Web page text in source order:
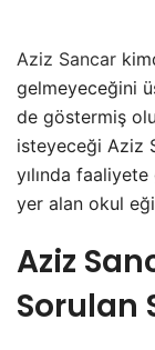
Aziz Sancar
gelmeyeceğini
de göstermiş
isteyeceği Aziz
yılında
yer alan okul
Aziz
Sorulan